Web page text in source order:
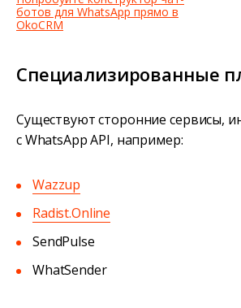
ботов для WhatsApp прямо в
OkoCRM
Специализированные
Существуют сторонние сервисы,
с WhatsApp API, например:
Wazzup
Radist.Online
SendPulse
WhatSender